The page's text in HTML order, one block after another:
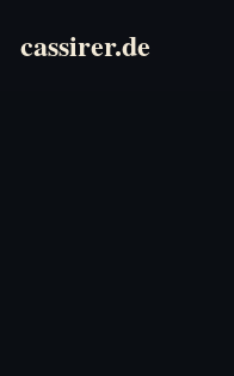
cassirer.de